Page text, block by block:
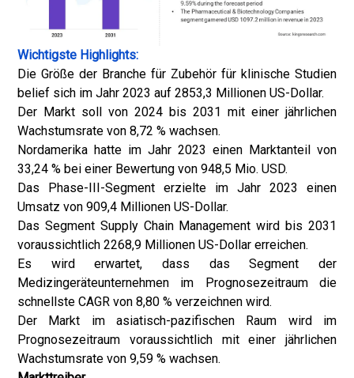
Wichtigste Highlights:
Die Größe der Branche für Zubehör für klinische Studien
belief sich im Jahr 2023 auf 2853,3 Millionen US-Dollar.
Der Markt soll von 2024 bis 2031 mit einer jährlichen
Wachstumsrate von 8,72 % wachsen.
Nordamerika hatte im Jahr 2023 einen Marktanteil von
33,24 % bei einer Bewertung von 948,5 Mio. USD.
Das Phase-III-Segment erzielte im Jahr 2023 einen
Umsatz von 909,4 Millionen US-Dollar.
Das Segment Supply Chain Management wird bis 2031
voraussichtlich 2268,9 Millionen US-Dollar erreichen.
Es wird erwartet, dass das Segment der
Medizingeräteunternehmen im Prognosezeitraum die
schnellste CAGR von 8,80 % verzeichnen wird.
Der Markt im asiatisch-pazifischen Raum wird im
Prognosezeitraum voraussichtlich mit einer jährlichen
Wachstumsrate von 9,59 % wachsen.